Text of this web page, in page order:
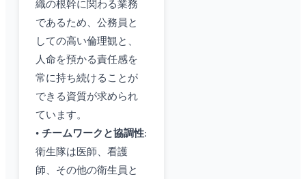
織の根幹に関わる業務
であるため、公務員と
しての高い倫理観と、
人命を預かる責任感を
常に持ち続けることが
できる資質が求められ
ています。
• チームワークと協調性:
衛生隊は医師、看護
師、その他の衛生員と